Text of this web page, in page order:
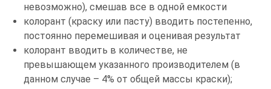
невозможно), смешав все в одной емкости
колорант (краску или пасту) вводить постепенно,
постоянно перемешивая и оценивая результат
колорант вводить в количестве, не
превышающем указанного производителем (в
данном случае – 4% от общей массы краски);